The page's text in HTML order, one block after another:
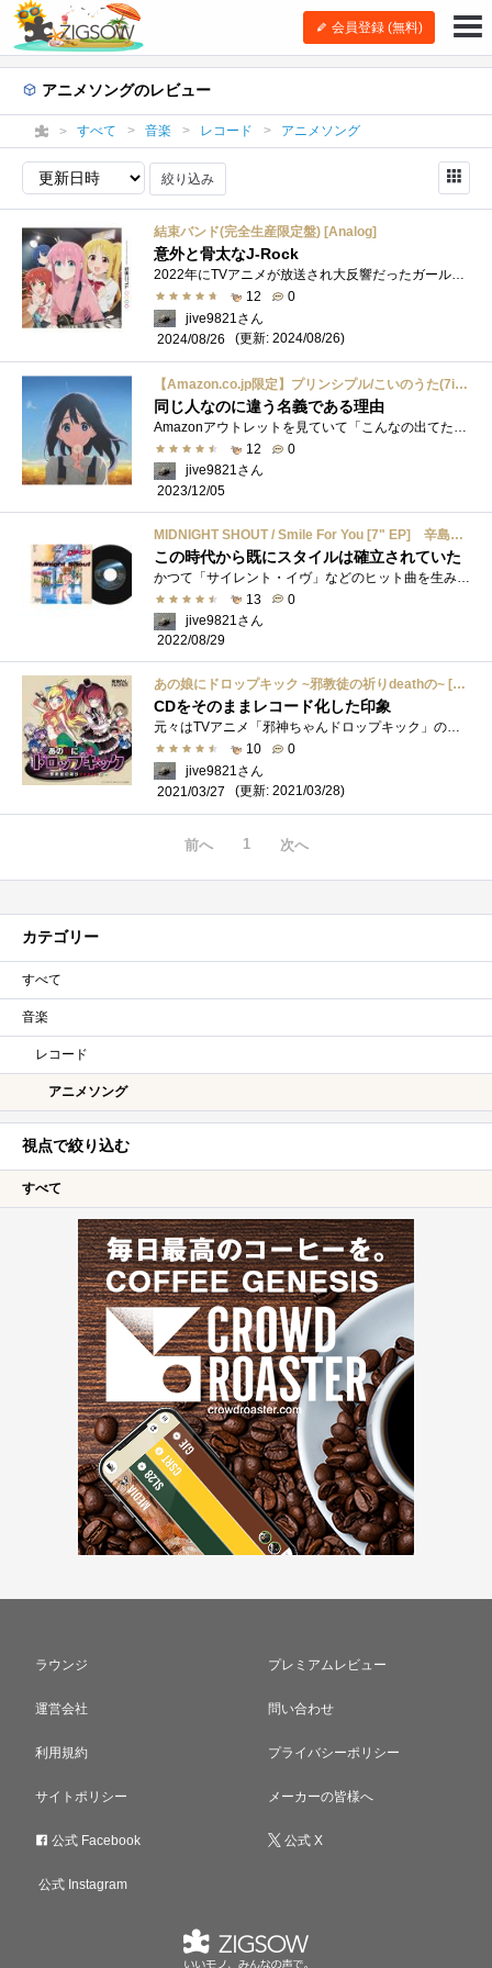
会員登録 (無料)
アニメソングのレビュー
すべて 音楽 レコード アニメソング
絞り込み
結束バンド(完全生産限定盤) [Analog]
意外と骨太なJ-Rock
2022年にTVアニメが放送され大反響だったガールズバンドを題材とする「ぼっち・ざ・ろっく」。劇中バンド「結束バンド」のフルアルバム「結束�...
12
0
jive9821さん
2024/08/26
(更新: 2024/08/26)
【Amazon.co.jp限定】プリンシプル/こいのうた(7inch)<完全生産限定盤>(メガジャケ付) [Analog]
同じ人なのに違う名義である理由
Amazonアウトレットを見ていて「こんなの出てたんだ」と思ってついポチってしまったレコードです。アニメ映画「たまこラブストーリー」主題歌�...
12
0
jive9821さん
2023/12/05
MIDNIGHT SHOUT / Smile For You [7" EP] 辛島美登里
この時代から既にスタイルは確立されていた
13
0
jive9821さん
2022/08/29
あの娘にドロップキック ~邪教徒の祈りdeathの~ [Analog]
CDをそのままレコード化した印象
元々はTVアニメ「邪神ちゃんドロップキック」の第1期放送に合わせてCDで製作された、キャラクターソング集です。当然TVアニメの放映に合わせて�...
10
0
jive9821さん
2021/03/27
(更新: 2021/03/28)
前へ 1 次へ
カテゴリー
すべて
音楽
レコード
アニメソング
視点で絞り込む
すべて
ラウンジ プレミアムレビュー
運営会社 問い合わせ
利用規約 プライバシーポリシー
サイトポリシー メーカーの皆様へ
公式 Facebook 公式 X
公式 Instagram